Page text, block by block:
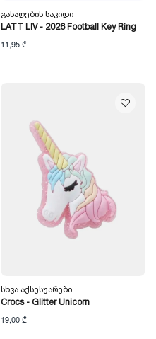
Გასაღების Საკიდი
LATT LIV - 2026 Football Key Ring
11,95 ₾
Სხვა Აქსესუარები
Crocs - Glitter Unicorn
19,00 ₾